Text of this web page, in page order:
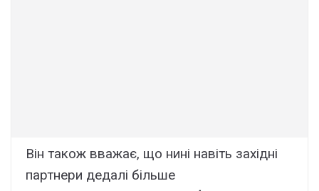
Він також вважає, що нині навіть західні
партнери дедалі більше